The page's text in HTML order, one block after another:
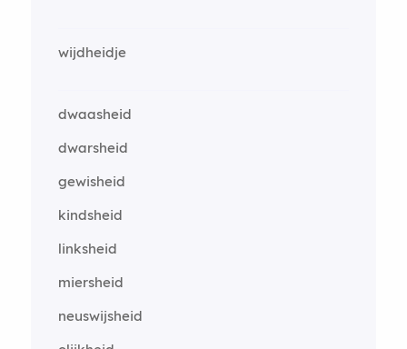
wijdheidje
dwaasheid
dwarsheid
gewisheid
kindsheid
linksheid
miersheid
neuswijsheid